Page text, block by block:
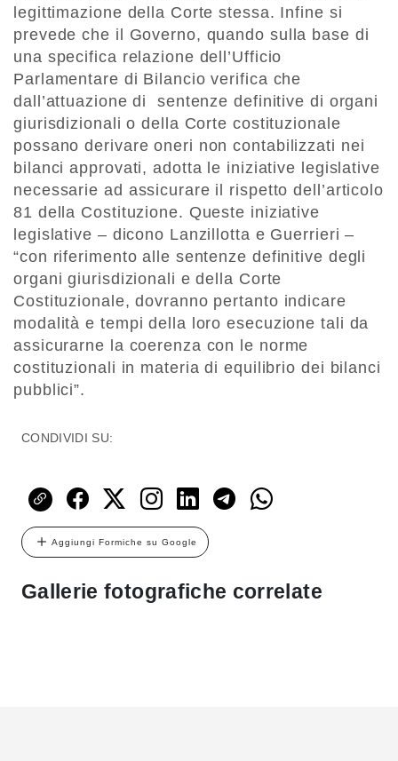
legittimazione della Corte stessa. Infine si
prevede che il Governo, quando sulla base di
una specifica relazione dell’Ufficio
Parlamentare di Bilancio verifica che
dall’attuazione di sentenze definitive di organi
giurisdizionali o della Corte costituzionale
possano derivare oneri non contabilizzati nei
bilanci approvati, adotta le iniziative legislative
necessarie ad assicurare il rispetto dell’articolo
81 della Costituzione. Queste iniziative
legislative – dicono Lanzillotta e Guerrieri –
“con riferimento alle sentenze definitive degli
organi giurisdizionali e della Corte
Costituzionale, dovranno pertanto indicare
modalità e tempi della loro esecuzione tali da
assicurarne la coerenza con le norme
costituzionali in materia di equilibrio dei bilanci
pubblici”.
CONDIVIDI SU:
Aggiungi Formiche su Google
Gallerie fotografiche correlate